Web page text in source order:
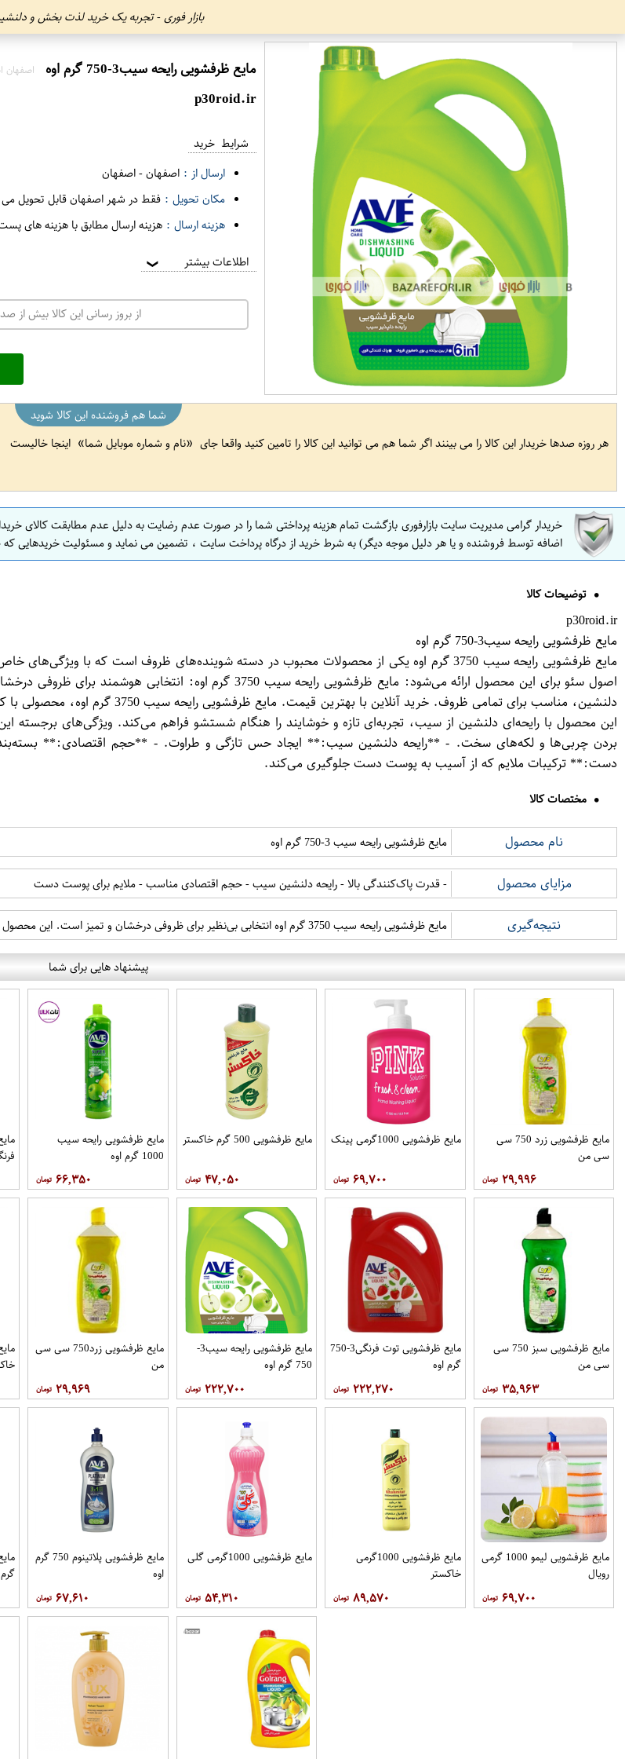
بازار فوری - تجربه یک خرید لذت بخش و
مایع ظرفشویی رایحه سیب3-750 گرم اوه اصفهان
p30roid.ir
شرایط خرید
ارسال از : اصفهان-اصفهان
مکان تحویل : فقط در شهر اصفهان قابل تحویل
هزینه ارسال : هزینه ارسال مطابق با هزینه های
اطلاعات بیشتر ❯
از بروز رسانی این کالا بیش از
شما هم فروشنده این کالا شوید
هر روزه صدها خریدار این کالا را می بینند اگر شما هم می توانید این کالا را تامین کنید واقعا جای
نام و شماره موبایل شما اینجا خالیست
خریدار گرامی مدیریت سایت بازارفوری بازگشت تمام هزینه پرداختی شما را در صورت عدم رضایت به دلیل عدم مطابقت کالای
اضافه توسط فروشنده و یا هر دلیل موجه دیگر) به شرط خرید از درگاه پرداخت سایت ، تضمین می نماید و مسئولیت خریدهایی که
توضیحات کالا
p30roid.ir
مایع ظرفشویی رایحه سیب3-750 گرم اوه
مایع ظرفشویی رایحه سیب 3750 گرم اوه یکی از محصولات محبوب در دسته شوینده‌های ظروف است که
دلنشین، مناسب برای تمامی ظروف. خرید
این محصول با رایحه‌ای دلنشین از سیب، تجربه‌ای تازه و خوشایند را هنگام شستشو فراهم می‌کند. ویژگی‌های
دست:** ترکیبات ملایم که از آسیب به پوست دست جلوگیری می‌کند.
مختصات کالا
نام محصول مایع ظرفشویی رایحه سیب 3-750 گرم اوه
مزایای محصول - قدرت پاک‌کنندگی بالا - رایحه دلنشین سیب - حجم اقتصادی مناسب - ملایم برای پوست دست
نتیجه‌گیری مایع ظرفشویی رایحه سیب 3750 گرم اوه انتخابی بی‌نظیر برای ظروفی درخشان و تمیز است. این محصول را می‌توانید به صورت آنلاین خریداری کنید.
پیشنهاد هایی برای شما
مایع ظرفشویی زرد 750 سی
سی من
۲۹,۹۹۶
مایع ظرفشویی 1000گرمی پینک
۶۹,۷۰۰
مایع ظرفشویی 500 گرم خاکستر
۴۷,۰۵۰
مایع ظرفشویی رایحه سیب
1000 گرم اوه
۶۶,۳۵۰
مایع ظرفشویی سبز 750 سی
سی من
۳۵,۹۶۳
مایع ظرفشویی توت فرنگی3-750
گرم اوه
۲۲۲,۲۷۰
مایع ظرفشویی رایحه سیب3-
750 گرم اوه
۲۲۲,۷۰۰
مایع ظرفشویی زرد750 سی سی
من
۲۹,۹۶۹
مایع ظرفشویی لیمو 1000 گرمی
رویال
۶۹,۷۰۰
مایع ظرفشویی 1000گرمی
خاکستر
۸۹,۵۷۰
مایع ظرفشویی 1000گرمی گلی
۵۴,۳۱۰
مایع ظرفشویی پلاتینوم 750 گرم
اوه
۶۷,۶۱۰